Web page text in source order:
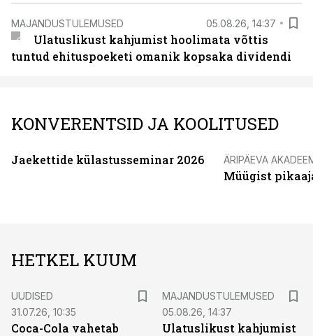
MAJANDUSTULEMUSED 05.08.26, 14:37
Ulatuslikust kahjumist hoolimata võttis
tuntud ehituspoeketi omanik kopsaka dividendi
KONVERENTSID JA KOOLITUSED
Jaekettide külastusseminar 2026 ÄRIPÄEVA
Müügist
HETKEL KUUM
UUDISED
31.07.26, 10:35
Coca-Cola vahetab
MAJANDUSTULEMUSED
05.08.26, 14:37
Ulatuslikust kahjumist